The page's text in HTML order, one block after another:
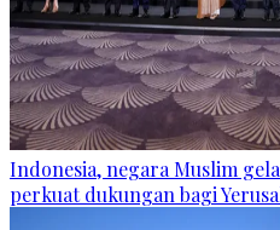
Indonesia, negara Muslim
perkuat dukungan bagi